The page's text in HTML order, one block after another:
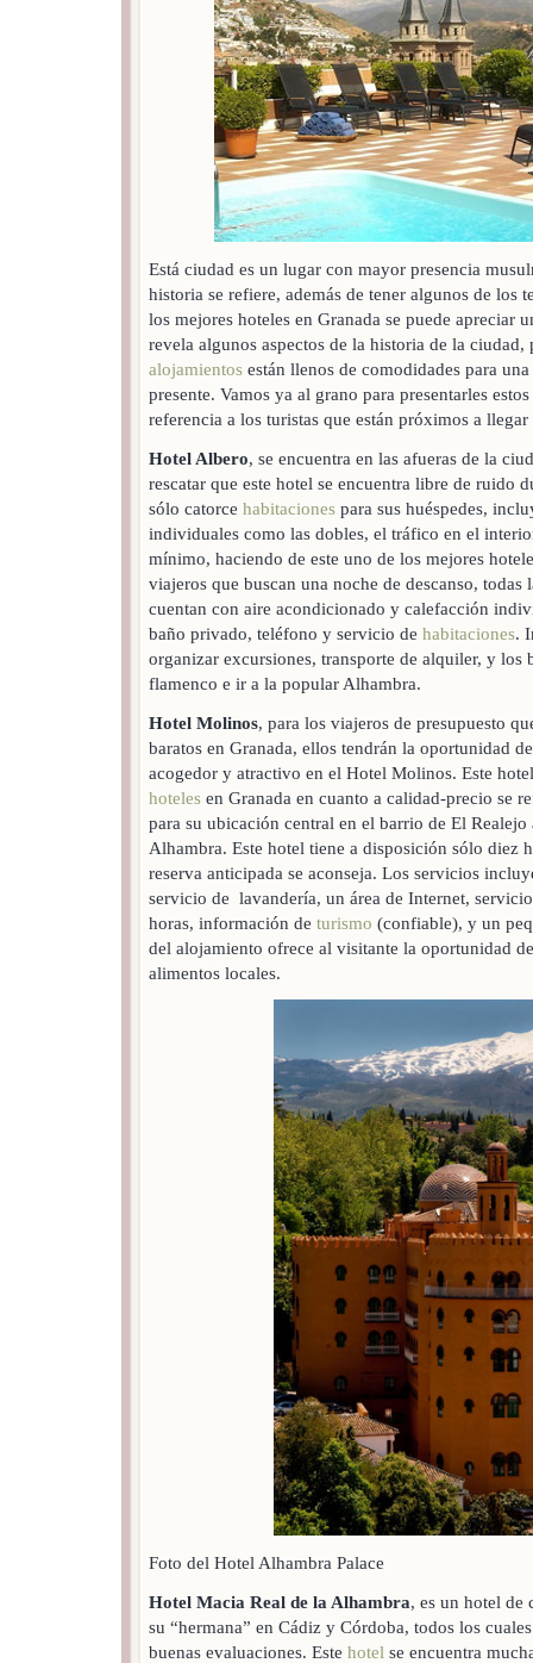
Está ciudad es un lugar con mayor presencia
historia se refiere, además de tener algunos de los
los mejores hoteles en Granada se puede apreciar
revela algunos aspectos de la historia de la ciudad,
alojamientos están llenos de comodidades para
presente. Vamos ya al grano para presentarles
referencia a los turistas que están próximos a
Hotel Albero, se encuentra en las afueras de la
rescatar que este hotel se encuentra libre de ruido
sólo catorce habitaciones para sus huéspedes,
individuales como las dobles, el tráfico en el
mínimo, haciendo de este uno de los mejores
viajeros que buscan una noche de descanso, todas
cuentan con aire acondicionado y calefacción
baño privado, teléfono y servicio de habitaciones.
organizar excursiones, transporte de alquiler, y los
flamenco e ir a la popular Alhambra.
Hotel Molinos, para los viajeros de presupuesto
baratos en Granada, ellos tendrán la oportunidad
acogedor y atractivo en el Hotel Molinos. Este
hoteles en Granada en cuanto a calidad-precio se
para su ubicación central en el barrio de El
Alhambra. Este hotel tiene a disposición sólo diez
reserva anticipada se aconseja. Los servicios
servicio de lavandería, un área de Internet,
horas, información de turismo (confiable), y un
del alojamiento ofrece al visitante la oportunidad
alimentos locales.
Foto del Hotel Alhambra Palace
Hotel Macia Real de la Alhambra, es un hotel de
su “hermana” en Cádiz y Córdoba, todos los
buenas evaluaciones. Este hotel se encuentra